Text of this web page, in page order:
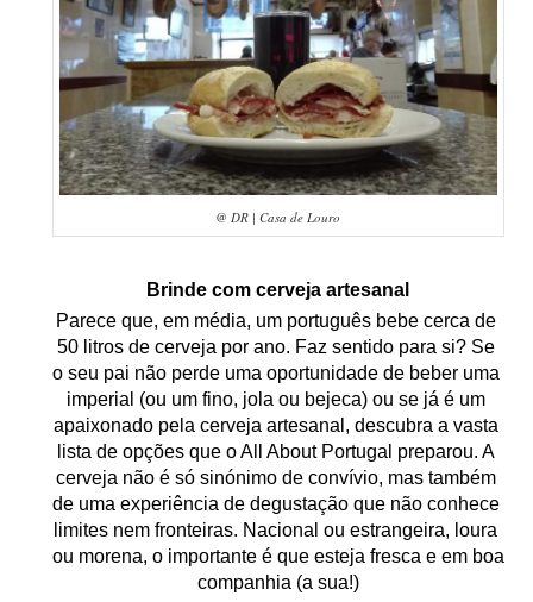
@ DR | Casa de Louro
Brinde com cerveja artesanal
Parece que, em média, um português bebe cerca de
50 litros de cerveja por ano. Faz sentido para si? Se
o seu pai não perde uma oportunidade de beber uma
imperial (ou um fino, jola ou bejeca) ou se já é um
apaixonado pela cerveja artesanal, descubra a vasta
lista de opções que o All About Portugal preparou. A
cerveja não é só sinónimo de convívio, mas também
de uma experiência de degustação que não conhece
limites nem fronteiras. Nacional ou estrangeira, loura
ou morena, o importante é que esteja fresca e em boa
companhia (a sua!)